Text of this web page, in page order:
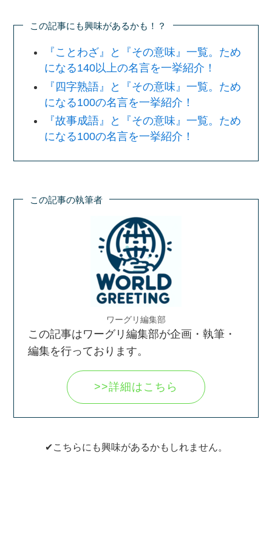
この記事にも興味があるかも！？
『ことわざ』と『その意味』一覧。ため
になる140以上の名言を一挙紹介！
『四字熟語』と『その意味』一覧。ため
になる100の名言を一挙紹介！
『故事成語』と『その意味』一覧。ため
になる100の名言を一挙紹介！
この記事の執筆者
ワーグリ編集部
この記事はワーグリ編集部が企画・執筆・
編集を行っております。
>>詳細はこちら
✔こちらにも興味があるかもしれません。